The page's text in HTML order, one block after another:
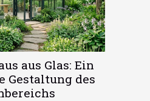
aus Glas: Ein
Gestaltung des